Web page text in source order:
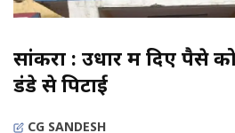
सांकरा : उधार में दिए पैसे
डंडे से पिटाई
CG SANDESH